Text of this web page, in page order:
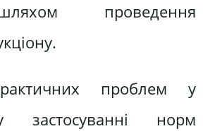
проведення
проблем у
застосуванні норм